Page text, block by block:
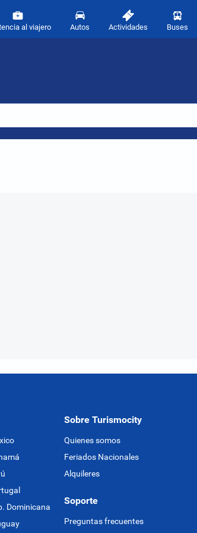
al viajero Autos Actividades Buses
Dominicana
Sobre Turismocity
Quienes somos
Feriados Nacionales
Alquileres
Soporte
Preguntas frecuentes